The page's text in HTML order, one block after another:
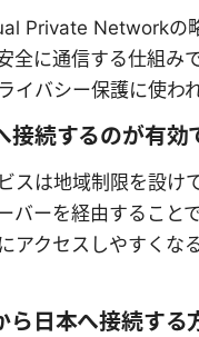
Private Networkの
全に通信する仕組み
イバシー保護に使われ
接続するのが有効
スは地域制限を設け
バーを経由すること
アクセスしやすくな
ら日本へ接続する